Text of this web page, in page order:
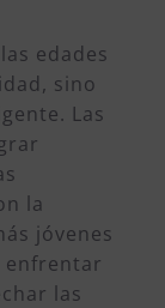
edades
sino
Las
la
jóvenes
enfrentar
las